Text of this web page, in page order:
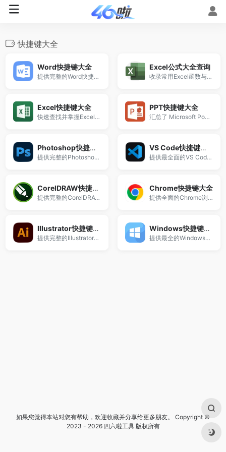
快捷键大全
Word快捷键大全
提供完整的Word快捷键大全，包含常用Ctrl快捷键及操作说明。
Excel公式大全查询
收录常用Excel函数与公式示例，支持快速查找INDEX、MATCH、VLOOKUP、XLOOKUP、IF等函数用法。
Excel快捷键大全
快速查找并掌握Excel软件中常用的快捷键操作
PPT快捷键大全
汇总了 Microsoft PowerPoint 常用快捷操作
Photoshop快捷键大全
提供完整的Photoshop快捷键大全。
VS Code快捷键大全
提供最全面的VS Code快捷键大全。
CorelDRAW快捷键大全
提供完整的CorelDRAW快捷键大全。
Chrome快捷键大全
提供全面的Chrome浏览器快捷键大全。
Illustrator快捷键大全
提供完整的Illustrator快捷键大全。
Windows快捷键大全
提供最全的Windows快捷键大全。
如果您觉得本站对您有帮助，欢迎收藏并分享给更多朋友。 Copyright ©
2023 - 2026 四六啦工具 版权所有